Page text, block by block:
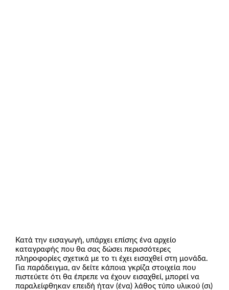
Κατά την εισαγωγή, υπάρχει επίσης ένα αρχείο
καταγραφής που θα σας δώσει περισσότερες
πληροφορίες σχετικά με το τι έχει εισαχθεί στη μονάδα.
Για παράδειγμα, αν δείτε κάποια γκρίζα στοιχεία που
πιστεύετε ότι θα έπρεπε να έχουν εισαχθεί, μπορεί να
παραλείφθηκαν επειδή ήταν (ένα) λάθος τύπο υλικού (σι)